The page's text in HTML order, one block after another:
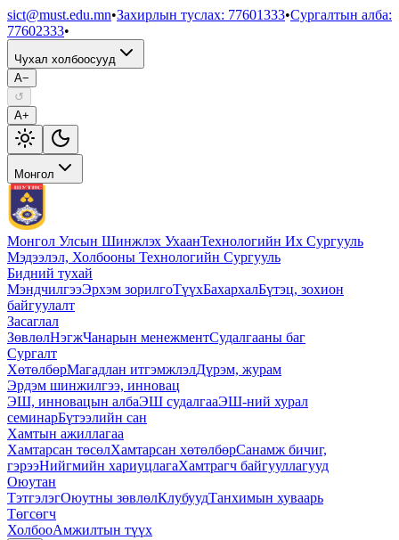
sict@must.edu.mn•Захирлын туслах: 77601333•Сургалтын алба:
77602333•
Чухал холбоосууд
A−
↺
A+
Монгол
Монгол Улсын Шинжлэх УхаанТехнологийн Их Сургууль
Мэдээлэл, Холбооны Технологийн Сургууль
Бидний тухай
МэндчилгээЭрхэм зорилгоТүүхБахархалБүтэц, зохион
байгуулалт
Засаглал
ЗөвлөлНэгжЧанарын менежментСудалгааны баг
Сургалт
ХөтөлбөрМагадлан итгэмжлэлДүрэм, журам
Эрдэм шинжилгээ, инновац
ЭШ, инновацын албаЭШ судалгааЭШ-ний хурал
семинарБүтээлийн сан
Хамтын ажиллагаа
Хамтарсан төсөлХамтарсан хөтөлбөрСанамж бичиг,
гэрээНийгмийн хариуцлагаХамтрагч байгууллагууд
Оюутан
ТэтгэлэгОюутны зөвлөлКлубуудТанхимын хуваарь
Төгсөгч
ХолбооАмжилтын түүх